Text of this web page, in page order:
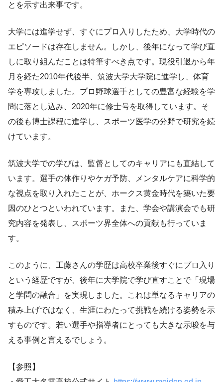
とを示す出来事です。
大学には進学せず、すぐにプロ入りしたため、大学時代の
エピソードは存在しません。しかし、後年になって学び直
しに取り組んだことは特筆すべき点です。現役引退から年
月を経た2010年代後半、筑波大学大学院に進学し、体育
学を専攻しました。プロ野球選手としての豊富な経験を学
問に落とし込み、2020年に修士号を取得しています。そ
の後も博士課程に進学し、スポーツ医学の分野で研究を続
けています。
筑波大学での学びは、監督としてのキャリアにも直結して
います。選手の体作りやケガ予防、メンタルケアに科学的
な視点を取り入れたことが、ホークス黄金時代を築いた要
因のひとつといわれています。また、学会や講演会でも研
究内容を発表し、スポーツ界全体への貢献も行っていま
す。
このように、工藤さんの学歴は高校卒業後すぐにプロ入り
という経歴ですが、後年に大学院で学び直すことで「現場
と学問の融合」を実現しました。これは単なるキャリアの
積み上げではなく、生涯にわたって挑戦を続ける姿勢を示
すものです。若い選手や指導者にとっても大きな示唆を与
える事例と言えるでしょう。
【参照】